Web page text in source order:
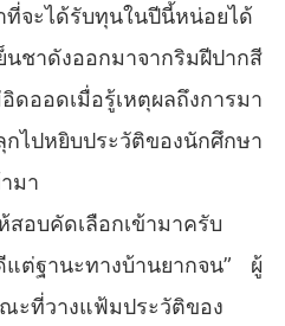
จะได้รับทุนในปีนี้หน่อยได้
นชาดังออกมาจากริมฝีปากสี
ออดเมื่อรู้เหตุผลถึงการมา
ปหยิบประวัติของนักศึกษา
มา
สอบคัดเลือกเข้ามาครับ
แต่ฐานะทางบ้านยากจน” ผู้
ะที่วางแฟ้มประวัติของ